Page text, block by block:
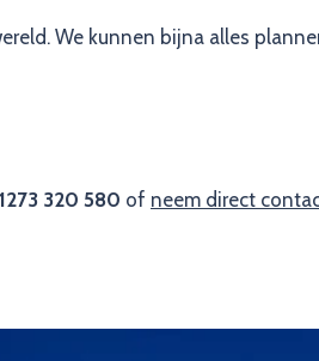
We kunnen bijna alles
320 580 of neem direct